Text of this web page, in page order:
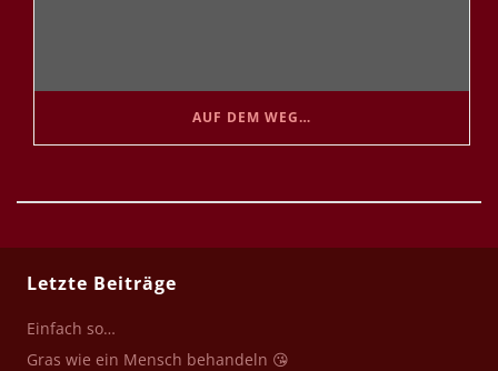
AUF DEM WEG…
Letzte Beiträge
Einfach so…
Gras wie ein Mensch behandeln 😘